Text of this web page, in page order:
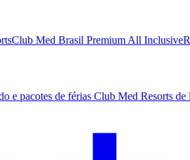
Club Med Brasil Premium All InclusiveR
e pacotes de férias Club Med Resorts de